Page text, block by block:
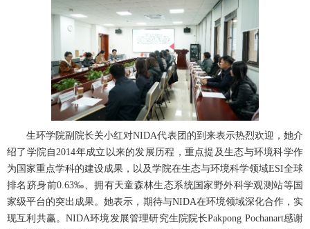
生环学院副院长关小红对NIDA代表团的到来表示热烈欢迎，她介
绍了学院自2014年成立以来的发展历程，重点提及生态与环境科学作
为国家重点学科的建设成果，以及学院在生态与环境科学领域ESI全球
排名跻身前0.63‰、拥有天童森林生态系统国家野外科学观测站等国
家级平台的突出成果。她表示，期待与NIDA在环境领域深化合作，实
现互利共赢。NIDA环境发展管理研究生院院长Pakpong Pochanart感谢